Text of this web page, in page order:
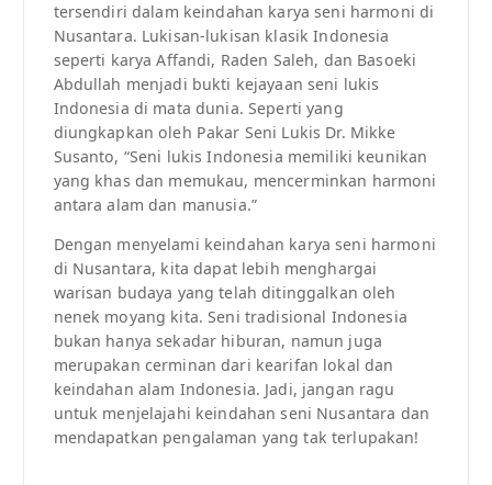
tersendiri dalam keindahan karya seni harmoni di
Nusantara. Lukisan-lukisan klasik Indonesia
seperti karya Affandi, Raden Saleh, dan Basoeki
Abdullah menjadi bukti kejayaan seni lukis
Indonesia di mata dunia. Seperti yang
diungkapkan oleh Pakar Seni Lukis Dr. Mikke
Susanto, “Seni lukis Indonesia memiliki keunikan
yang khas dan memukau, mencerminkan harmoni
antara alam dan manusia.”
Dengan menyelami keindahan karya seni harmoni
di Nusantara, kita dapat lebih menghargai
warisan budaya yang telah ditinggalkan oleh
nenek moyang kita. Seni tradisional Indonesia
bukan hanya sekadar hiburan, namun juga
merupakan cerminan dari kearifan lokal dan
keindahan alam Indonesia. Jadi, jangan ragu
untuk menjelajahi keindahan seni Nusantara dan
mendapatkan pengalaman yang tak terlupakan!